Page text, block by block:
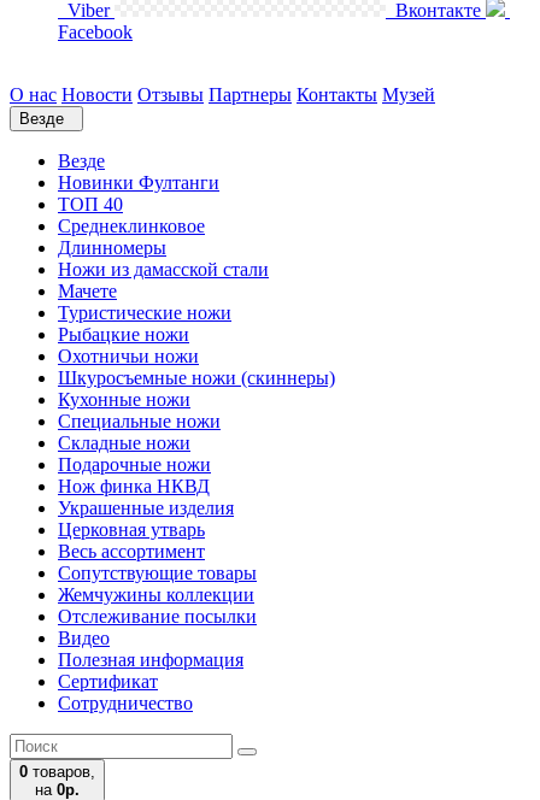
Viber
Вконтакте
Facebook
О нас Новости Отзывы Партнеры Контакты Музей
Везде
Везде
Новинки Фултанги
ТОП 40
Среднеклинковое
Длинномеры
Ножи из дамасской стали
Мачете
Туристические ножи
Рыбацкие ножи
Охотничьи ножи
Шкуросъемные ножи (скиннеры)
Кухонные ножи
Специальные ножи
Складные ножи
Подарочные ножи
Нож финка НКВД
Украшенные изделия
Церковная утварь
Весь ассортимент
Сопутствующие товары
Жемчужины коллекции
Отслеживание посылки
Видео
Полезная информация
Сертификат
Сотрудничество
0 товаров,
на 0р.